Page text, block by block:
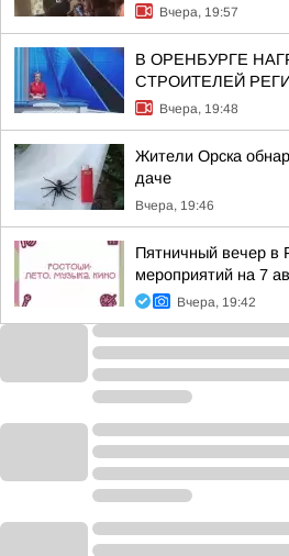
Вчера, 19:57
В ОРЕНБУРГЕ
СТРОИТЕЛЕЙ
Вчера, 19:48
Жители Орска
даче
Вчера, 19:46
Пятничный вечер в
мероприятий на 7
Вчера, 19:42